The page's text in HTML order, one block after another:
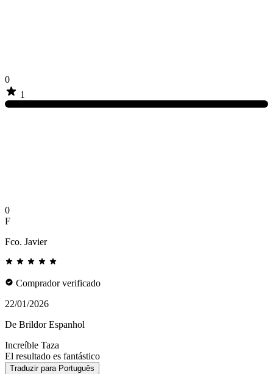
0
1
0
F
Fco. Javier
Comprador verificado
22/01/2026
De Brildor Espanhol
Increíble Taza
El resultado es fantástico
Traduzir para Português